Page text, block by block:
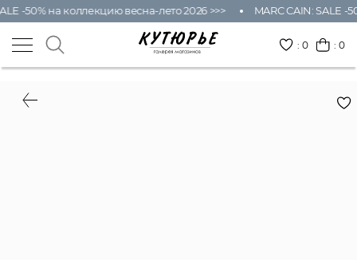
-50% на коллекцию весна-лето 2026 >>> MARC CAIN: SALE -
:0 : 0